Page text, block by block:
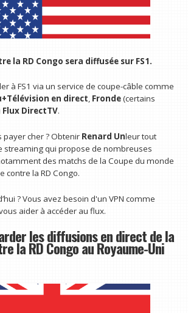
la RD Congo sera diffusée sur FS1.
à FS1 via un service de coupe-câble comme
en direct, Fronde(certains
Flux DirectTV.
payer cher ? Obtenir Renard Unleur tout
streaming qui propose de nombreuses
des matchs de la Coupe du monde
contre la RD Congo.
? Vous avez besoin d'un VPN comme
aider à accéder au flux.
les diffusions en direct de la
la RD Congo au Royaume-Uni